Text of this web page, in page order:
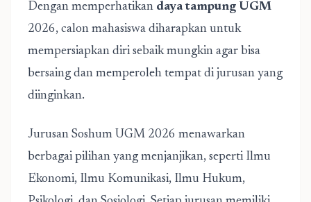
Dengan memperhatikan daya tampung UGM
2026, calon mahasiswa diharapkan untuk
mempersiapkan diri sebaik mungkin agar bisa
bersaing dan memperoleh tempat di jurusan yang
diinginkan.
Jurusan Soshum UGM 2026 menawarkan
berbagai pilihan yang menjanjikan, seperti Ilmu
Ekonomi, Ilmu Komunikasi, Ilmu Hukum,